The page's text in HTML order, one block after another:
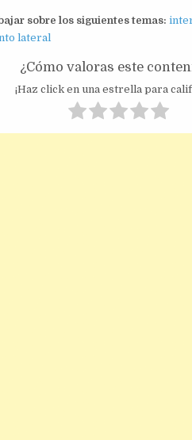
sobre los siguientes temas:
lateral
¿Cómo valoras este
¡Haz click en una estrella para